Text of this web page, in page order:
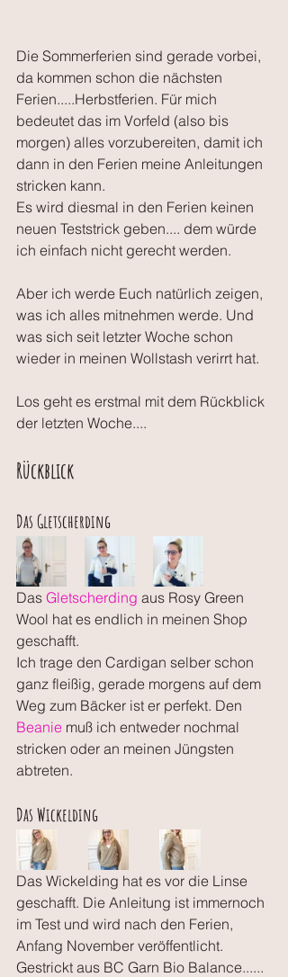
Die Sommerferien sind gerade vorbei,
da kommen schon die nächsten
Ferien.....Herbstferien. Für mich
bedeutet das im Vorfeld (also bis
morgen) alles vorzubereiten, damit ich
dann in den Ferien meine Anleitungen
stricken kann.
Es wird diesmal in den Ferien keinen
neuen Teststrick geben.... dem würde
ich einfach nicht gerecht werden.
Aber ich werde Euch natürlich zeigen,
was ich alles mitnehmen werde. Und
was sich seit letzter Woche schon
wieder in meinen Wollstash verirrt hat.
Los geht es erstmal mit dem Rückblick
der letzten Woche....
Rückblick
Das Gletscherding
Das Gletscherding aus Rosy Green
Wool hat es endlich in meinen Shop
geschafft.
Ich trage den Cardigan selber schon
ganz fleißig, gerade morgens auf dem
Weg zum Bäcker ist er perfekt. Den
Beanie muß ich entweder nochmal
stricken oder an meinen Jüngsten
abtreten.
Das Wickelding
Das Wickelding hat es vor die Linse
geschafft. Die Anleitung ist immernoch
im Test und wird nach den Ferien,
Anfang November veröffentlicht.
Gestrickt aus BC Garn Bio Balance......